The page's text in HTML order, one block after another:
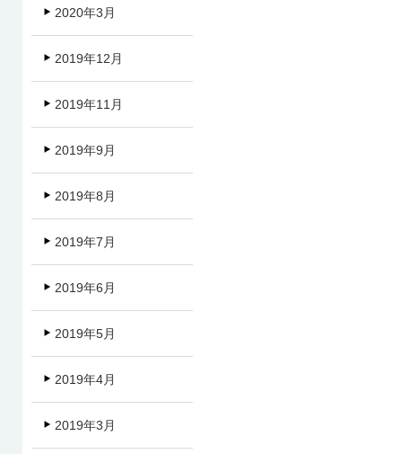
2020年3月
2019年12月
2019年11月
2019年9月
2019年8月
2019年7月
2019年6月
2019年5月
2019年4月
2019年3月